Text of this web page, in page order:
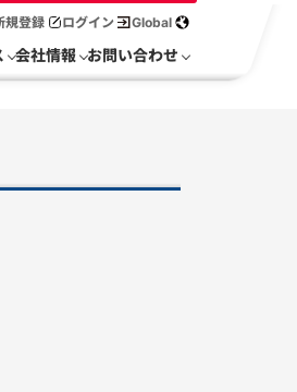
規登録 ログイン Global
会社情報 お問い合わせ